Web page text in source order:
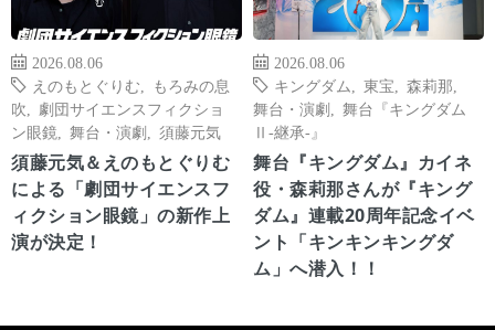
2026.08.06
えのもとぐりむ
もろみの息
吹
劇団サイエンスフィクショ
ン眼鏡
舞台・演劇 須藤元気
須藤元気＆えのもとぐりむ
による「劇団サイエンスフ
ィクション眼鏡」の新作上
演が決定！
2026.08.06
キングダム
東宝 森莉那
舞台・演劇
舞台『キングダム
Ⅱ-継承-』
舞台『キングダム』カイネ
役・森莉那さんが『キング
ダム』連載20周年記念イベ
ント「キンキンキングダ
ム」へ潜入！！